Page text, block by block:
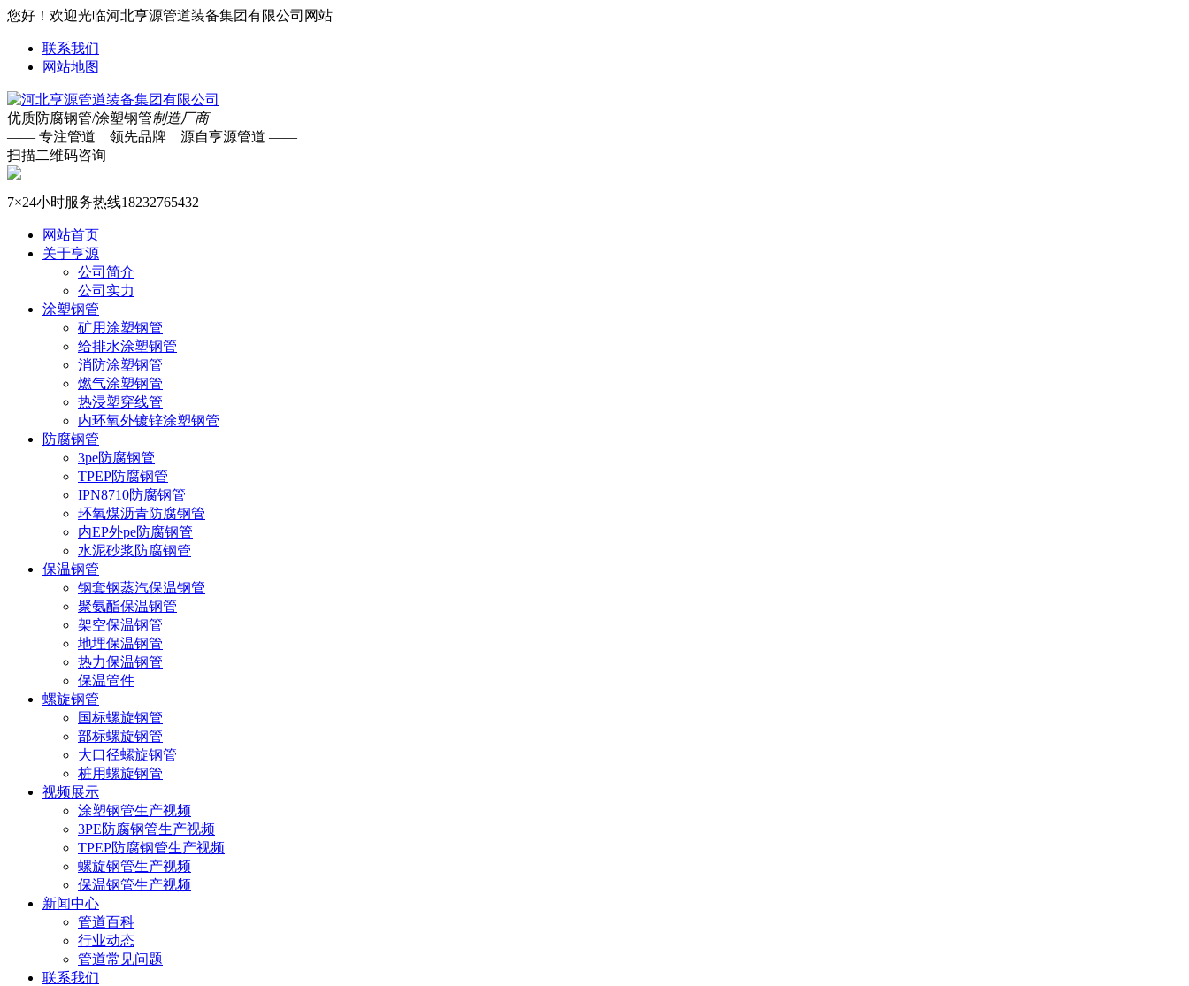
您好！欢迎光临河北亨源管道装备集团有限公司网站
联系我们
网站地图
优质防腐钢管/涂塑钢管制造厂商
—— 专注管道 领先品牌 源自亨源管道 ——
扫描二维码咨询
7×24小时服务热线18232765432
网站首页
关于亨源
公司简介
公司实力
涂塑钢管
矿用涂塑钢管
给排水涂塑钢管
消防涂塑钢管
燃气涂塑钢管
热浸塑穿线管
内环氧外镀锌涂塑钢管
防腐钢管
3pe防腐钢管
TPEP防腐钢管
IPN8710防腐钢管
环氧煤沥青防腐钢管
内EP外pe防腐钢管
水泥砂浆防腐钢管
保温钢管
钢套钢蒸汽保温钢管
聚氨酯保温钢管
架空保温钢管
地埋保温钢管
热力保温钢管
保温管件
螺旋钢管
国标螺旋钢管
部标螺旋钢管
大口径螺旋钢管
桩用螺旋钢管
视频展示
涂塑钢管生产视频
3PE防腐钢管生产视频
TPEP防腐钢管生产视频
螺旋钢管生产视频
保温钢管生产视频
新闻中心
管道百科
行业动态
管道常见问题
联系我们